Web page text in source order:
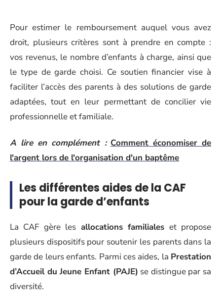
Pour estimer le remboursement auquel vous avez
droit, plusieurs critères sont à prendre en compte :
vos revenus, le nombre d’enfants à charge, ainsi que
le type de garde choisi. Ce soutien financier vise à
faciliter l’accès des parents à des solutions de garde
adaptées, tout en leur permettant de concilier vie
professionnelle et familiale.
A lire en complément : Comment économiser de
l'argent lors de l'organisation d'un baptême
Les différentes aides de la CAF
pour la garde d’enfants
La CAF gère les allocations familiales et propose
plusieurs dispositifs pour soutenir les parents dans la
garde de leurs enfants. Parmi ces aides, la Prestation
d’Accueil du Jeune Enfant (PAJE) se distingue par sa
diversité.